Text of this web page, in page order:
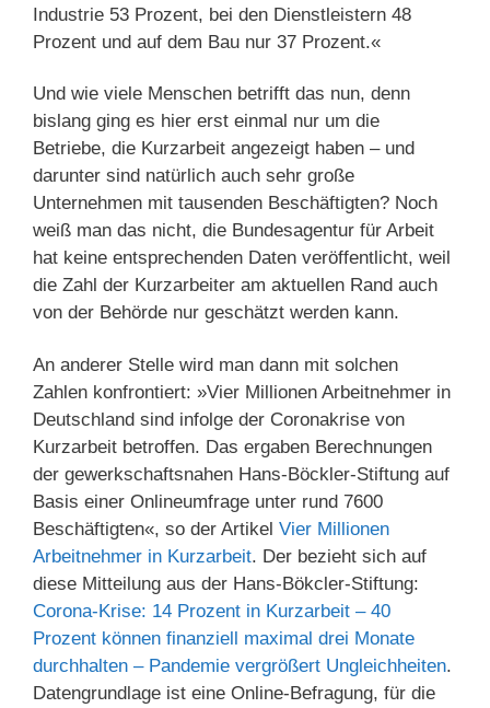
Industrie 53 Prozent, bei den Dienstleistern 48
Prozent und auf dem Bau nur 37 Prozent.«
Und wie viele Menschen betrifft das nun, denn
bislang ging es hier erst einmal nur um die
Betriebe, die Kurzarbeit angezeigt haben – und
darunter sind natürlich auch sehr große
Unternehmen mit tausenden Beschäftigten? Noch
weiß man das nicht, die Bundesagentur für Arbeit
hat keine entsprechenden Daten veröffentlicht, weil
die Zahl der Kurzarbeiter am aktuellen Rand auch
von der Behörde nur geschätzt werden kann.
An anderer Stelle wird man dann mit solchen
Zahlen konfrontiert: »Vier Millionen Arbeitnehmer in
Deutschland sind infolge der Coronakrise von
Kurzarbeit betroffen. Das ergaben Berechnungen
der gewerkschaftsnahen Hans-Böckler-Stiftung auf
Basis einer Onlineumfrage unter rund 7600
Beschäftigten«, so der Artikel Vier Millionen
Arbeitnehmer in Kurzarbeit. Der bezieht sich auf
diese Mitteilung aus der Hans-Bökcler-Stiftung:
Corona-Krise: 14 Prozent in Kurzarbeit – 40
Prozent können finanziell maximal drei Monate
durchhalten – Pandemie vergrößert Ungleichheiten.
Datengrundlage ist eine Online-Befragung, für die